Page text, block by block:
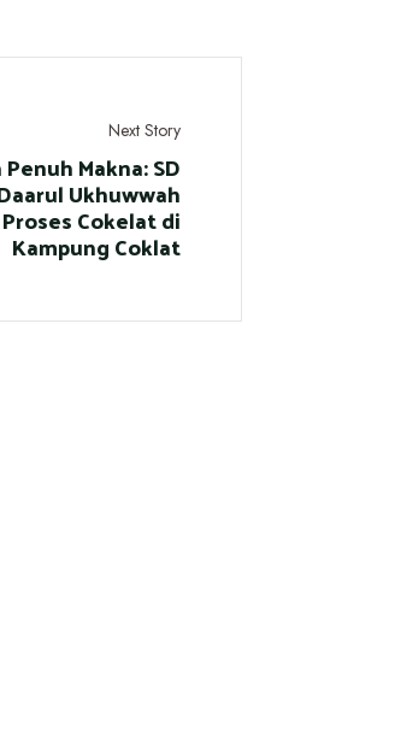
Next Story
Makna: SD
Ukhuwwah
Cokelat di
Kampung Coklat